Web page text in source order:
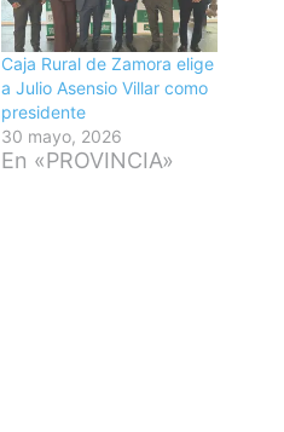
Caja Rural de Zamora elige
a Julio Asensio Villar como
presidente
30 mayo, 2026
En «PROVINCIA»